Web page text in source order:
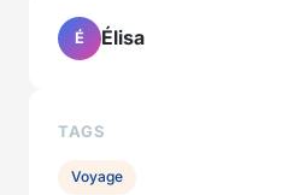
É Élisa
TAGS
Voyage